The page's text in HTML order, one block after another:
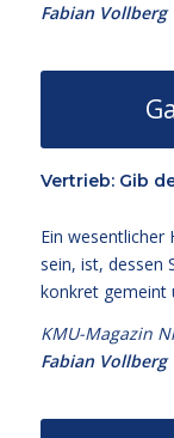
Fabian Vollberg
Vertrieb: Gib
Ein wesentlicher
sein, ist, dessen
konkret gemeint
KMU-Magazin
Fabian Vollberg